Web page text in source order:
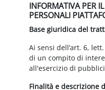
INFORMATIVA PER
PERSONALI
Base giuridica del
Ai sensi dell’art. 6,
di un compito di
all'esercizio di
Finalità e descrizione